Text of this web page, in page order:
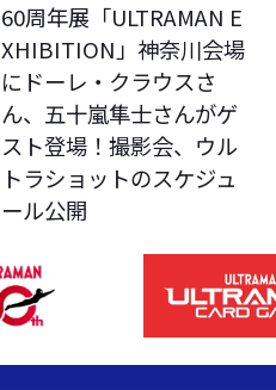
60周年展「ULTRAMAN E
XHIBITION」神奈川会場
にドーレ・クラウスさ
ん、五十嵐隼士さんがゲ
スト登場！撮影会、ウル
トラショットのスケジュ
ール公開